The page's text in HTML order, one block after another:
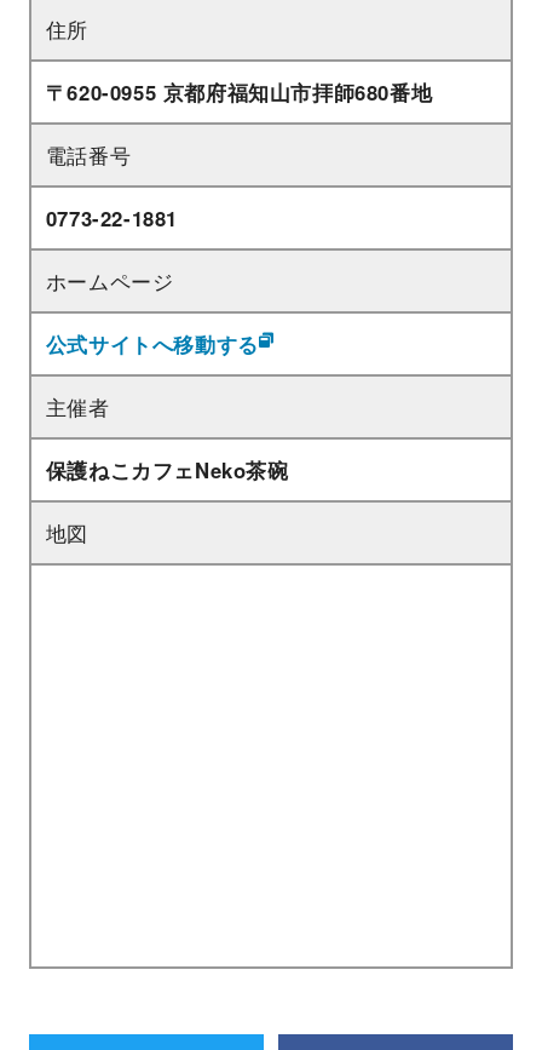
住所
〒620-0955 京都府福知山市拝師680番地
電話番号
0773-22-1881
ホームページ
公式サイトへ移動する
主催者
保護ねこカフェNeko茶碗
地図